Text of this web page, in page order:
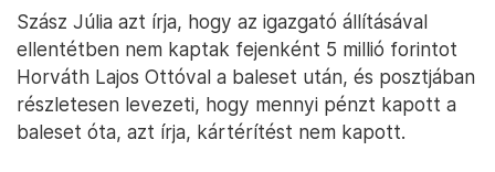
Szász Júlia azt írja, hogy az igazgató állításával
ellentétben nem kaptak fejenként 5 millió forintot
Horváth Lajos Ottóval a baleset után, és posztjában
részletesen levezeti, hogy mennyi pénzt kapott a
baleset óta, azt írja, kártérítést nem kapott.